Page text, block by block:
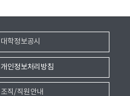
대학정보공시
개인정보처리방침
조직/직원안내